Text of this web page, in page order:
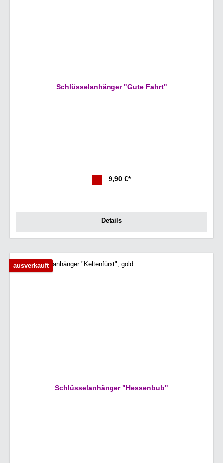
Schlüsselanhänger "Gute Fahrt"
9,90 €*
Details
ausverkauft
Schlüsselanhänger "Hessenbub"